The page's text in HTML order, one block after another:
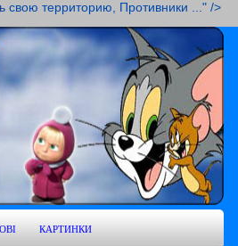
свою территорию, Противники ..." />
КАРТИНКИ